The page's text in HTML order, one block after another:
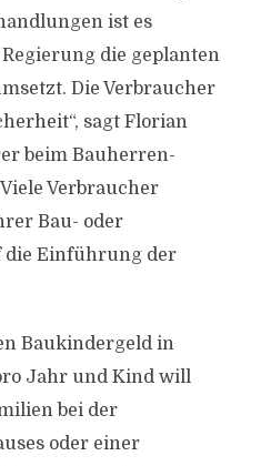
ist es
die geplanten
Die Verbraucher
sagt Florian
beim Bauherren-
Verbraucher
Bau- oder
die Einführung der
Baukindergeld in
Jahr und Kind will
bei der
oder einer